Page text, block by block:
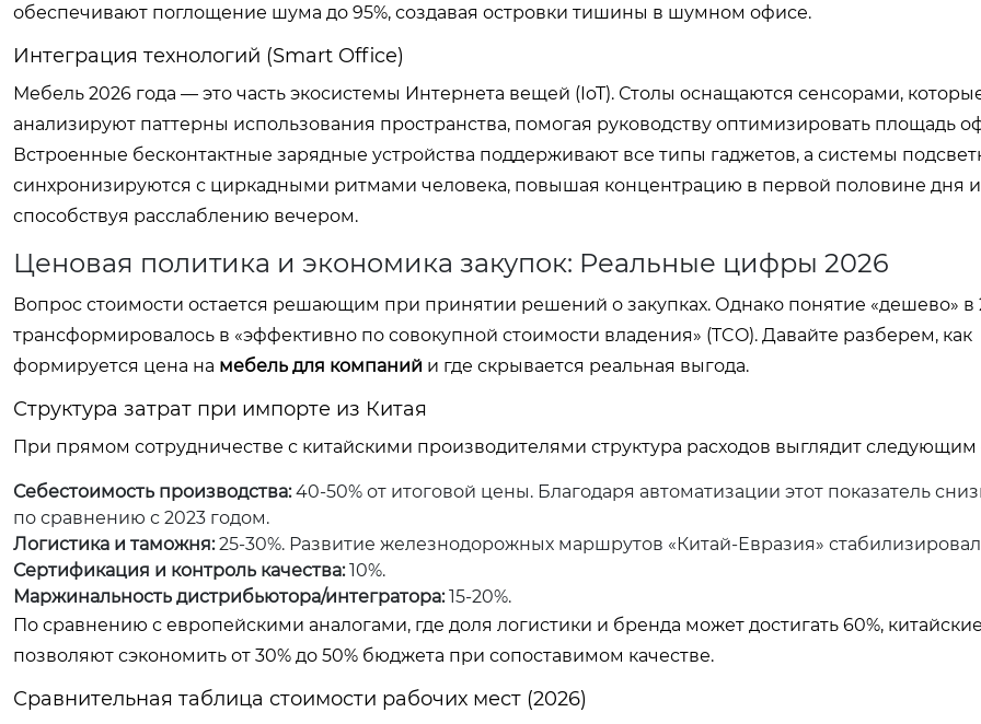
обеспечивают поглощение шума до 95%, создавая островки тишины в шумном офисе.
Интеграция технологий (Smart Office)
Мебель 2026 года — это часть экосистемы Интернета вещей (IoT). Столы оснащаются сенсорами,
анализируют паттерны использования пространства, помогая руководству оптимизировать площадь
Встроенные бесконтактные зарядные устройства поддерживают все типы гаджетов, а системы
синхронизируются с циркадными ритмами человека, повышая концентрацию в первой половине дня и
способствуя расслаблению вечером.
Ценовая политика и экономика закупок: Реальные цифры 2026
Вопрос стоимости остается решающим при принятии решений о закупках. Однако понятие «дешево» в
трансформировалось в «эффективно по совокупной стоимости владения» (TCO). Давайте разберем, как
формируется цена на мебель для компаний и где скрывается реальная выгода.
Структура затрат при импорте из Китая
При прямом сотрудничестве с китайскими производителями структура расходов выглядит
Себестоимость производства:40-50% от итоговой цены. Благодаря автоматизации этот показатель
по сравнению с 2023 годом.
Логистика и таможня:25-30%. Развитие железнодорожных маршрутов «Китай-Евразия»
Сертификация и контроль качества:10%.
Маржинальность дистрибьютора/интегратора:15-20%.
По сравнению с европейскими аналогами, где доля логистики и бренда может достигать 60%,
позволяют сэкономить от 30% до 50% бюджета при сопоставимом качестве.
Сравнительная таблица стоимости рабочих мест (2026)